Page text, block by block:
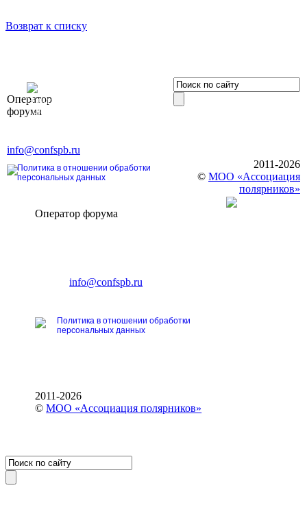
Возврат к списку
Оператор
форума
Элит»
196191, г. Санкт-Петербург,
info@confspb.ru
Политика в отношении обработки
персональных данных
2011-2026
© МОО «Ассоциация
полярников»
Оператор форума
E-mail:info@confspb.ru
Политика в отношении обработки
персональных данных
2011-2026
©МОО «Ассоциация полярников»